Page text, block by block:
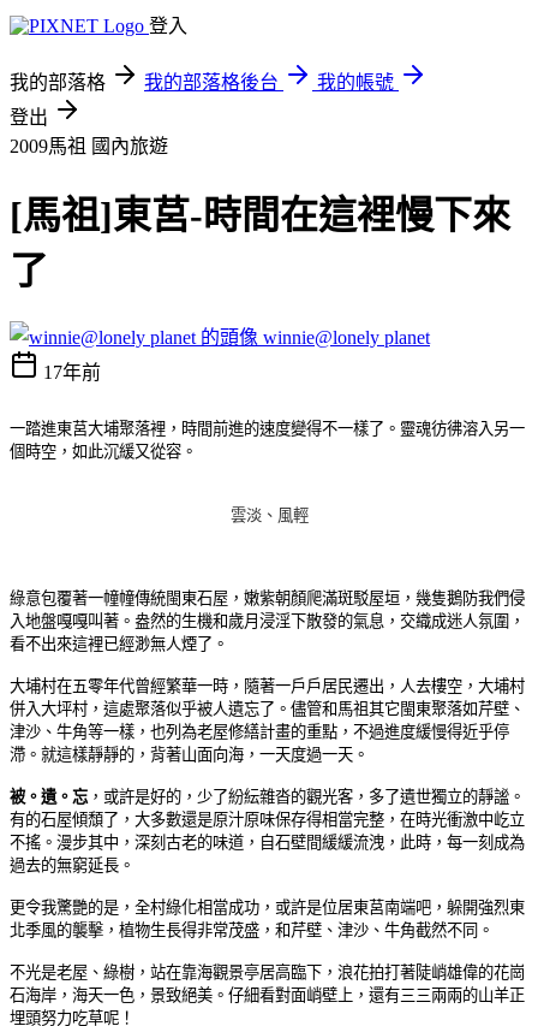
登入
我的部落格 我的部落格後台
我的帳號
登出
2009馬祖 國內旅遊
[馬祖]東莒-時間在這裡慢下來
了
winnie@lonely planet
17年前
一踏進東莒大埔聚落裡，時間前進的速度變得不一樣了。靈魂彷彿溶入另一
個時空，如此沉緩又從容。
雲淡、風輕
綠意包覆著一幢幢傳統閩東石屋，嫩紫朝顏爬滿斑駁屋垣，幾隻鵝防我們侵
入地盤嘎嘎叫著。盎然的生機和歲月浸淫下散發的氣息，交織成迷人氛圍，
看不出來這裡已經渺無人煙了。
大埔村在五零年代曾經繁華一時，隨著一戶戶居民遷出，人去樓空，大埔村
併入大坪村，這處聚落似乎被人遺忘了。儘管和馬祖其它閩東聚落如芹壁、
津沙、牛角等一樣，也列為老屋修繕計畫的重點，不過進度緩慢得近乎停
滯。就這樣靜靜的，背著山面向海，一天度過一天。
被。 遺。忘 ， 或許是好的，少了紛紜雜沓的觀光客，多了遺世獨立的靜謐。
有的石屋傾頹了，大多數還是原汁原味保存得相當完整，在時光衝激中屹立
不搖。漫步其中，深刻古老的味道，自石壁間緩緩流洩，此時，每一刻成為
過去的無窮延長。
更令我驚艷的是，全村綠化相當成功，或許是位居東莒南端吧，躲開強烈東
北季風的襲擊，植物生長得非常茂盛，和芹壁、津沙、牛角截然不同。
不光是老屋、綠樹，站在靠海觀景亭居高臨下，浪花拍打著陡峭雄偉的花崗
石海岸，海天一色，景致絕美。仔細看對面峭壁上，還有三三兩兩的山羊正
埋頭努力吃草呢！